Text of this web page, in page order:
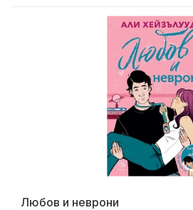
Любов и неврони